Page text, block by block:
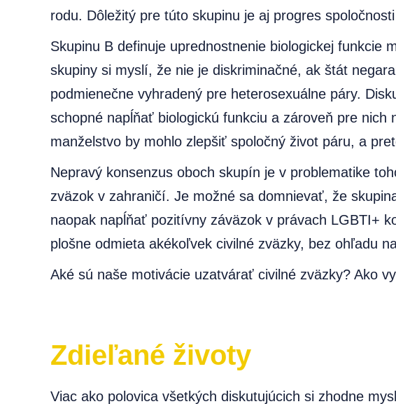
rodu. Dôležitý pre túto skupinu je aj progres
Skupinu B definuje uprednostnenie biologickej funkcie
skupiny si myslí, že nie je diskriminačné, ak štát
podmienečne vyhradený pre heterosexuálne páry.
schopné napĺňať biologickú funkciu a zároveň pre
manželstvo by mohlo zlepšiť spoločný život páru, a
Nepravý konsenzus oboch skupín je v problematike
zväzok v zahraničí. Je možné sa domnievať, že
naopak napĺňať pozitívny záväzok v právach LGBTI+
plošne odmieta akékoľvek civilné zväzky, bez ohľadu
Aké sú naše motivácie uzatvárať civilné zväzky? Ako
Zdieľané životy
Viac ako polovica všetkých diskutujúcich si zhodne